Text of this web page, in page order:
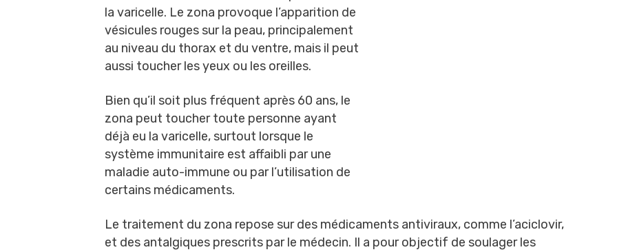
la varicelle. Le zona provoque l’apparition de
vésicules rouges sur la peau, principalement
au niveau du thorax et du ventre, mais il peut
aussi toucher les yeux ou les oreilles.
Bien qu’il soit plus fréquent après 60 ans, le
zona peut toucher toute personne ayant
déjà eu la varicelle, surtout lorsque le
système immunitaire est affaibli par une
maladie auto-immune ou par l’utilisation de
certains médicaments.
Le traitement du zona repose sur des médicaments antiviraux, comme l’aciclovir,
et des antalgiques prescrits par le médecin. Il a pour objectif de soulager les